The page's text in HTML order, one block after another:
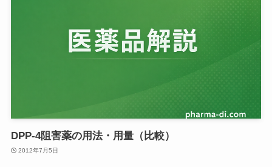
DPP-4阻害薬の用法・用量（比較）
2012年7月5日